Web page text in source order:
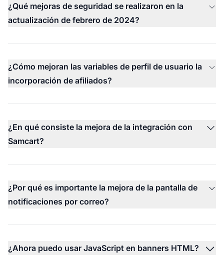
¿Qué mejoras de seguridad se realizaron en la
actualización de febrero de 2024?
¿Cómo mejoran las variables de perfil de usuario la
incorporación de afiliados?
¿En qué consiste la mejora de la integración con
Samcart?
¿Por qué es importante la mejora de la pantalla de
notificaciones por correo?
¿Ahora puedo usar JavaScript en banners HTML?